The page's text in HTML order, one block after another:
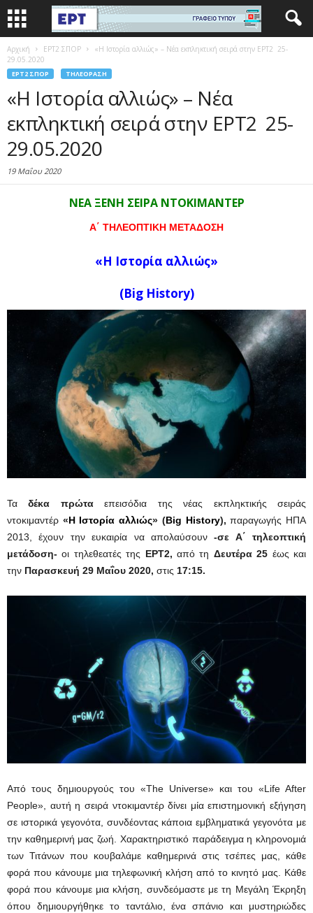
Αρχική EΡΤ2 ΣΠΟΡ
«Η Ιστορία αλλιώς» – Nέα εκπληκτική σειρά στην ΕΡΤ2 25-
29.05.2020
EΡΤ2 ΣΠΟΡ ΤΗΛΕΌΡΑΣΗ
«Η Ιστορία αλλιώς» – Nέα
εκπληκτική σειρά στην ΕΡΤ2 25-
29.05.2020
19 Μαΐου 2020
ΝΕΑ ΞΕΝΗ ΣΕΙΡΑ ΝΤΟΚΙΜΑΝΤΕΡ
A΄ ΤΗΛΕΟΠΤΙΚΗ ΜΕΤΑΔΟΣΗ
«Η Ιστορία αλλιώς»
(Big History)
Ταδέκα πρώταεπεισόδια της νέας εκπληκτικής σειράς
ντοκιμαντέρ «Η Ιστορία αλλιώς» (Big History), παραγωγής ΗΠΑ
2013, έχουν την ευκαιρία να απολαύσουν-σε Α΄ τηλεοπτική
μετάδοση-οι τηλεθεατές της ΕΡΤ2, από τη Δευτέρα 25 έως και
την Παρασκευή 29 Μαΐου 2020, στις 17:15.
Από τους δημιουργούς του «The Universe» και του «Life After
People», αυτή η σειρά ντοκιμαντέρ δίνει μία επιστημονική εξήγηση
σε ιστορικά γεγονότα, συνδέοντας κάποια εμβληματικά γεγονότα με
την καθημερινή μας ζωή. Χαρακτηριστικό παράδειγμα η κληρονομιά
των Τιτάνων που κουβαλάμε καθημερινά στις τσέπες μας, κάθε
φορά που κάνουμε μια τηλεφωνική κλήση από το κινητό μας. Κάθε
φορά που κάνουμε μια κλήση, συνδεόμαστε με τη Μεγάλη Έκρηξη
όπου δημιουργήθηκε το ταντάλιο, ένα σπάνιο και μυστηριώδες